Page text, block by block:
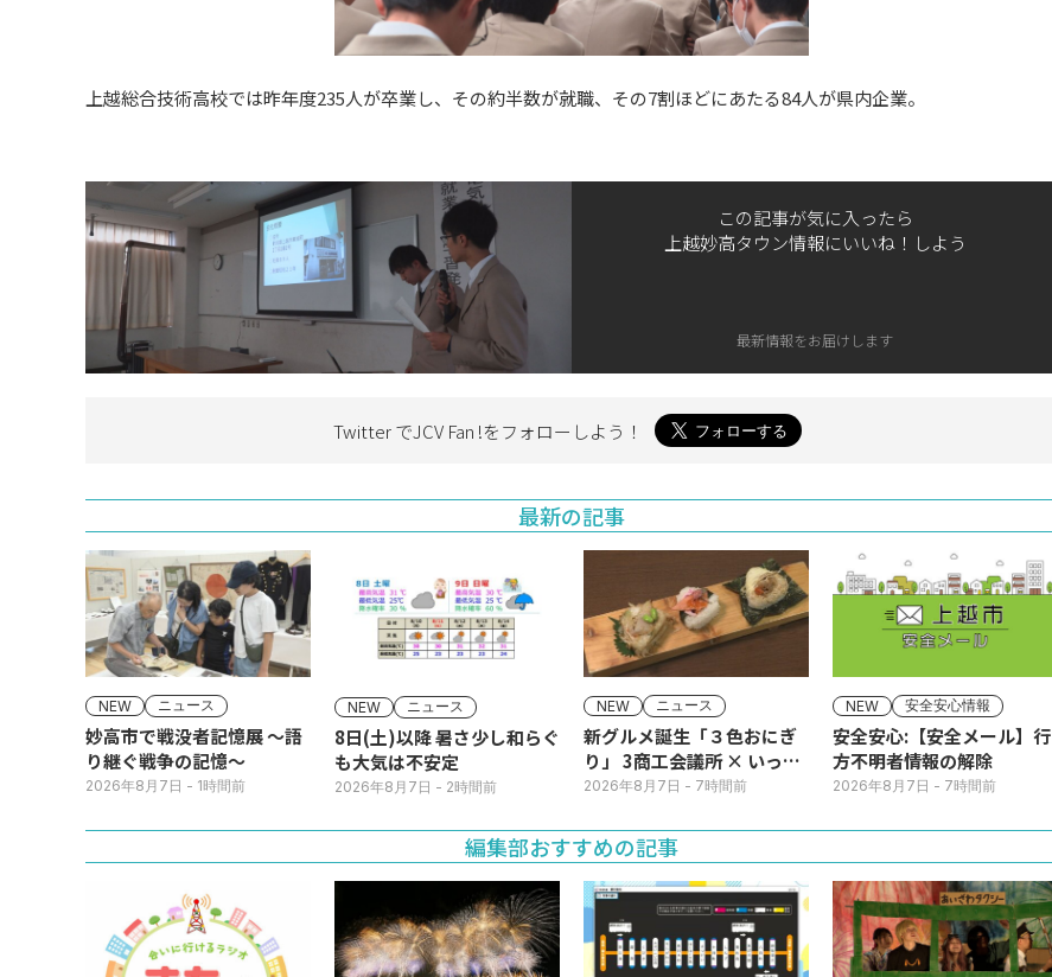
上越総合技術高校では昨年度235人が卒業し、その約半数が就職、その7割ほどにあたる84人が県内企業。
この記事が気に入ったら
上越妙高タウン情報にいいね！しよう
最新情報をお届けします
Twitter でJCV Fan !をフォローしよう！
最新の記事
NEW ニュース
妙高市で戦没者記憶展 ～語
り継ぐ戦争の記憶～
2026年8月7日 - 1時間前
NEW ニュース
8日(土)以降 暑さ少し和らぐ
も大気は不安定
2026年8月7日 - 2時間前
NEW ニュース
新グルメ誕生「３色おにぎ
り」 3商工会議所 × いっさ
く
2026年8月7日 - 7時間前
NEW 安全安心情報
安全安心:【安全メール】行
方不明者情報の解除
2026年8月7日 - 7時間前
編集部おすすめの記事